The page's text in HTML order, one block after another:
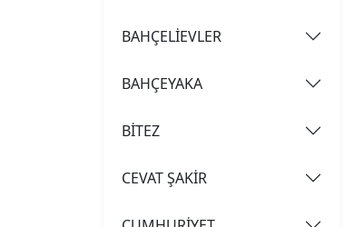
BAHÇELİEVLER
BAHÇEYAKA
BİTEZ
CEVAT ŞAKİR